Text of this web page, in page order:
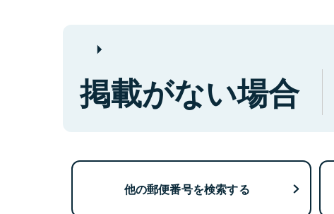
掲載がない場合
他の郵便番号を検索する